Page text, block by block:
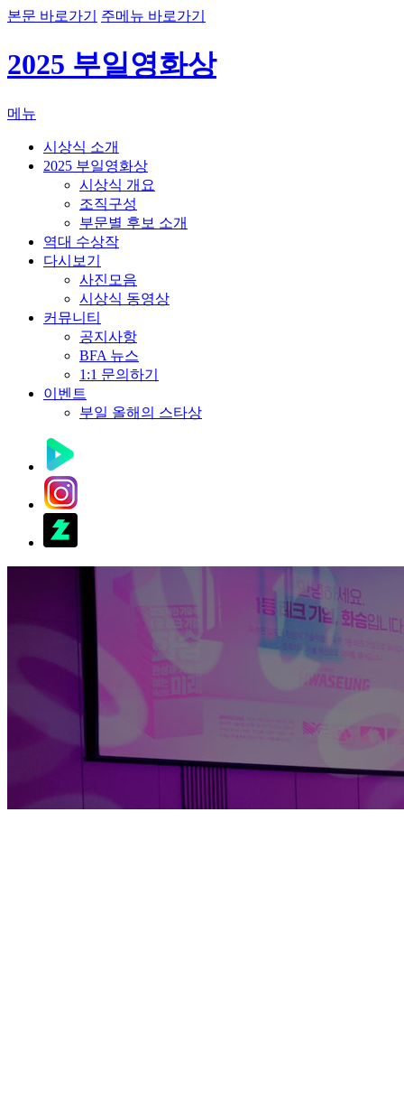
본문 바로가기 주메뉴 바로가기
2025 부일영화상
메뉴
시상식 소개
2025 부일영화상
시상식 개요
조직구성
부문별 후보 소개
역대 수상작
다시보기
사진모음
시상식 동영상
커뮤니티
공지사항
BFA 뉴스
1:1 문의하기
이벤트
부일 올해의 스타상